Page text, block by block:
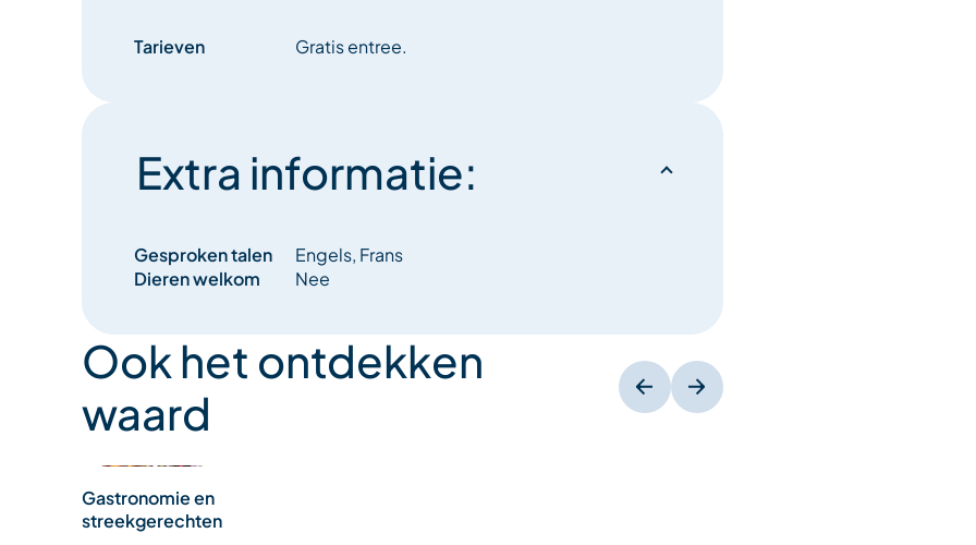
Tarieven Gratis entree.
Extra informatie:
Gesproken talen
Engels, Frans
Dieren welkom
Nee
Ook het ontdekken
waard
Gastronomie en
streekgerechten